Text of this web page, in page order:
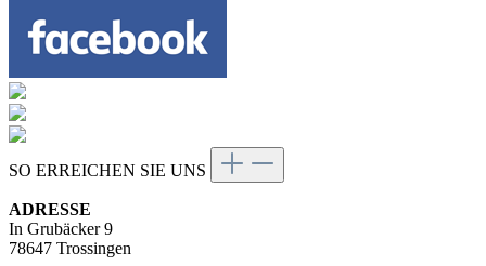
SO ERREICHEN SIE UNS
ADRESSE
In Grubäcker 9
78647 Trossingen